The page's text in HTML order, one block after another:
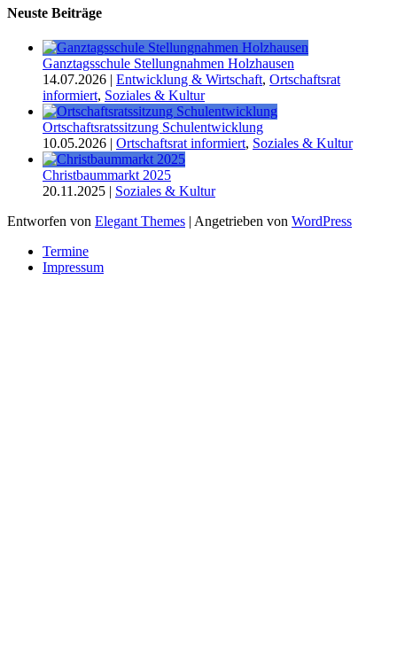
Neuste Beiträge
Ganztagsschule Stellungnahmen Holzhausen
14.07.2026 | Entwicklung & Wirtschaft, Ortschaftsrat
informiert, Soziales & Kultur
Ortschaftsratssitzung Schulentwicklung
10.05.2026 | Ortschaftsrat informiert, Soziales & Kultur
Christbaummarkt 2025
20.11.2025 | Soziales & Kultur
Entworfen von Elegant Themes | Angetrieben von WordPress
Termine
Impressum